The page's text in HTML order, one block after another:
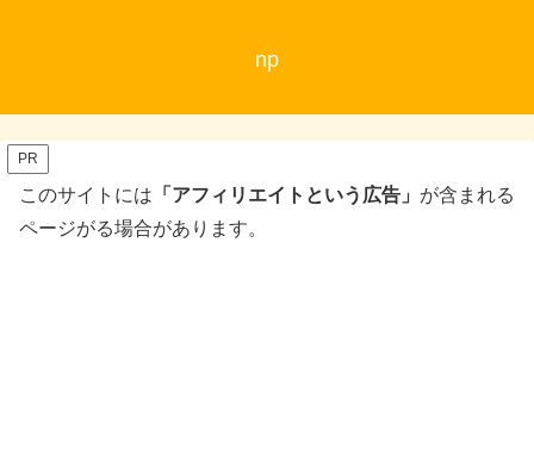
np
PR
このサイトには 「アフィリエイトという広告」 が含まれる
ページがる場合があります。